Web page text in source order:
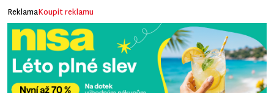
ReklamaKoupit reklamu